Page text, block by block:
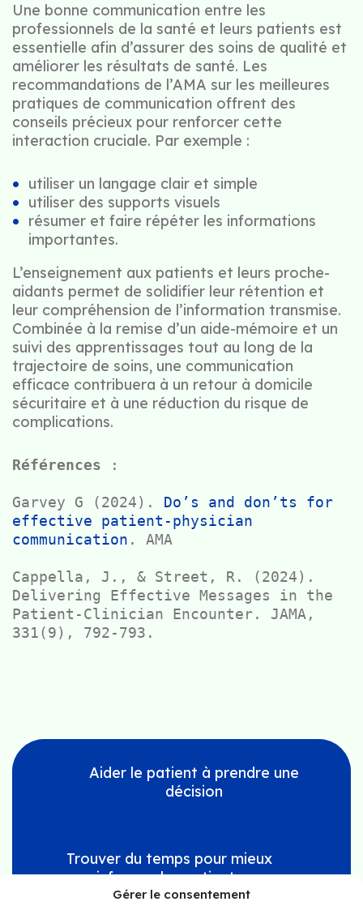
Gérer le consentement
Une bonne communication entre les
professionnels de la santé et leurs patients est
essentielle afin d’assurer des soins de qualité et
améliorer les résultats de santé. Les
recommandations de l’AMA sur les meilleures
pratiques de communication offrent des
conseils précieux pour renforcer cette
interaction cruciale. Par exemple :
utiliser un langage clair et simple
utiliser des supports visuels
résumer et faire répéter les informations
importantes.
L’enseignement aux patients et leurs proche-
aidants permet de solidifier leur rétention et
leur compréhension de l’information transmise.
Combinée à la remise d’un aide-mémoire et un
suivi des apprentissages tout au long de la
trajectoire de soins, une communication
efficace contribuera à un retour à domicile
sécuritaire et à une réduction du risque de
complications.
Références :
Garvey G (2024). Do’s and don’ts for
effective patient-physician
communication . AMA
Cappella, J., & Street, R. (2024).
Delivering Effective Messages in the
Patient-Clinician Encounter. JAMA,
331(9), 792-793.
Aider le patient à prendre une
décision
Trouver du temps pour mieux
informer les patients